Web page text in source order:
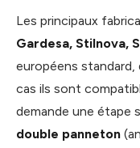
Les principaux
Gardesa, Stilnova,
européens standard,
cas ils sont
demande une étape
double panneton